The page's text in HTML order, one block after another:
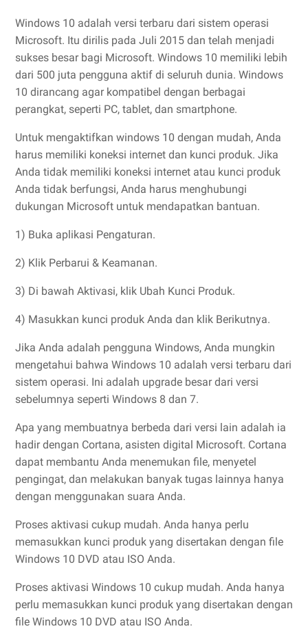
Windows 10 adalah versi terbaru dari sistem operasi
Microsoft. Itu dirilis pada Juli 2015 dan telah menjadi
sukses besar bagi Microsoft. Windows 10 memiliki lebih
dari 500 juta pengguna aktif di seluruh dunia. Windows
10 dirancang agar kompatibel dengan berbagai
perangkat, seperti PC, tablet, dan smartphone.
Untuk mengaktifkan windows 10 dengan mudah, Anda
harus memiliki koneksi internet dan kunci produk. Jika
Anda tidak memiliki koneksi internet atau kunci produk
Anda tidak berfungsi, Anda harus menghubungi
dukungan Microsoft untuk mendapatkan bantuan.
1) Buka aplikasi Pengaturan.
2) Klik Perbarui & Keamanan.
3) Di bawah Aktivasi, klik Ubah Kunci Produk.
4) Masukkan kunci produk Anda dan klik Berikutnya.
Jika Anda adalah pengguna Windows, Anda mungkin
mengetahui bahwa Windows 10 adalah versi terbaru dari
sistem operasi. Ini adalah upgrade besar dari versi
sebelumnya seperti Windows 8 dan 7.
Apa yang membuatnya berbeda dari versi lain adalah ia
hadir dengan Cortana, asisten digital Microsoft. Cortana
dapat membantu Anda menemukan file, menyetel
pengingat, dan melakukan banyak tugas lainnya hanya
dengan menggunakan suara Anda.
Proses aktivasi cukup mudah. Anda hanya perlu
memasukkan kunci produk yang disertakan dengan file
Windows 10 DVD atau ISO Anda.
Proses aktivasi Windows 10 cukup mudah. Anda hanya
perlu memasukkan kunci produk yang disertakan dengan
file Windows 10 DVD atau ISO Anda.